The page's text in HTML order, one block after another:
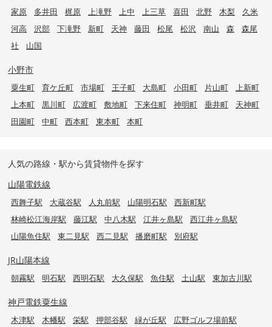
家原 多井田 梶原 上滝野 上中 上三草 喜田 北野 木梨
久米
河高
沢部 下滝野 新町 天神 藤田 松尾 松沢 南山 森
森尾
社
山国
小野市
粟生町 育ケ丘町 市場町 王子町 大島町 小田町 片山町
上新町
上本町
黒川町 広渡町 敷地町 下来住町 神明町 垂井町
天神町
田園町
中町 西本町 東本町 本町
人気の路線・駅から賃貸物件を探す
山陽電鉄線
西舞子駅 大蔵谷駅 人丸前駅 山陽明石駅
西新町駅
林崎松江海岸駅
藤江駅 中八木駅 江井ヶ島駅
西江井ヶ島駅
山陽魚住駅
東二見駅 西二見駅 播磨町駅 別府駅
JR山陽本線
朝霧駅 明石駅 西明石駅 大久保駅 魚住駅 土山駅 東加古川駅
神戸電鉄粟生線
木津駅 木幡駅 栄駅 押部谷駅 緑が丘駅
広野ゴルフ場前駅